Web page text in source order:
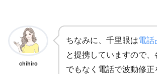
・周南｜喫茶店エンジェ
・名西郡｜健康院 今津
chihiro
ちなみに、千里眼は電話
と提携していますので、
でもなく電話で波動修正